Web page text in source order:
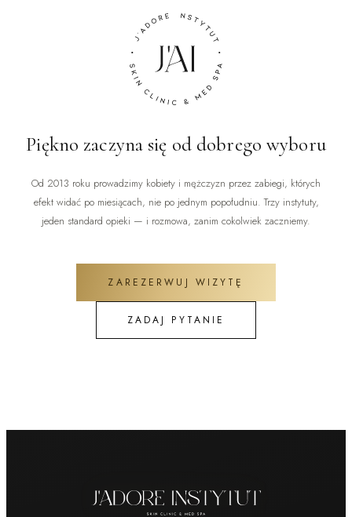
Piękno zaczyna się od dobrego wyboru
Od 2013 roku prowadzimy kobiety i mężczyzn przez zabiegi, których
efekt widać po miesiącach, nie po jednym popołudniu. Trzy instytuty,
jeden standard opieki — i rozmowa, zanim cokolwiek zaczniemy.
ZAREZERWUJ WIZYTĘ
ZADAJ PYTANIE